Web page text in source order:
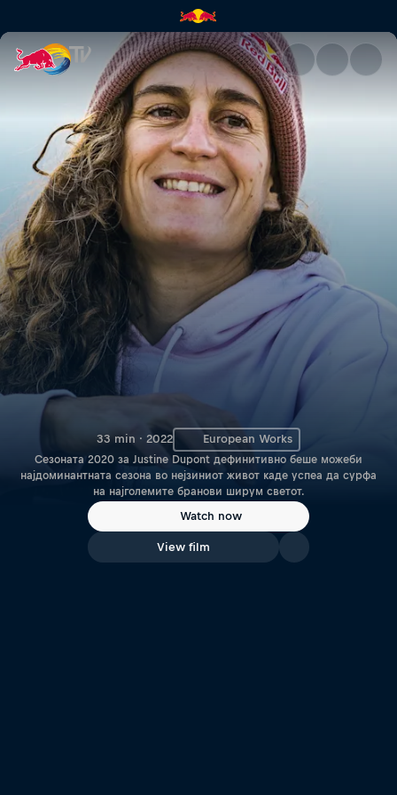
à la folie | Red Bull TV
33 min · 2022 European Works
Сезоната 2020 за Justine Dupont дефинитивно беше можеби
најдоминантната сезона во нејзиниот живот каде успеа да сурфа
на најголемите бранови ширум светот.
Watch now
View film